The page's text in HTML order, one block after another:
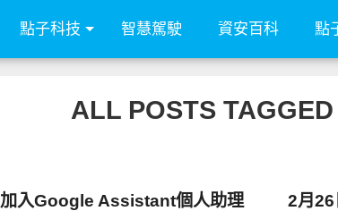
點子科技 智慧駕駛 資安百科 點
ALL POSTS
加入Google Assistant個人助理
2月